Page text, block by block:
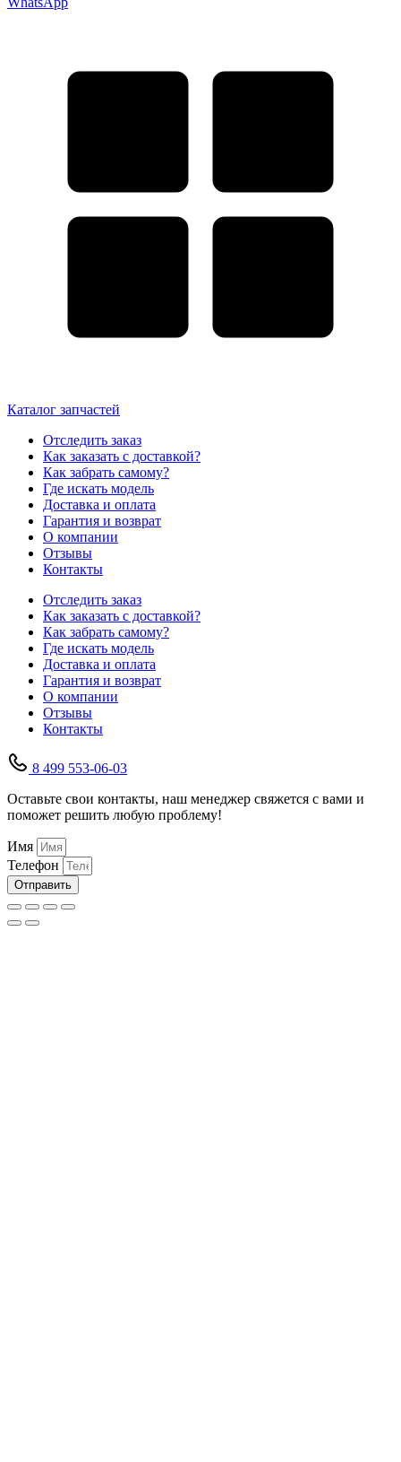
Каталог запчастей
Отследить заказ
Как заказать с доставкой?
Как забрать самому?
Где искать модель
Доставка и оплата
Гарантия и возврат
О компании
Отзывы
Контакты
Отследить заказ
Как заказать с доставкой?
Как забрать самому?
Где искать модель
Доставка и оплата
Гарантия и возврат
О компании
Отзывы
Контакты
8 499 553-06-03
Оставьте свои контакты, наш менеджер свяжется с вами и
поможет решить любую проблему!
Имя
Телефон
Отправить